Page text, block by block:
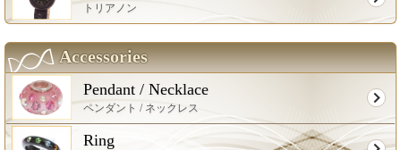
トリアノン
Accessories
Pendant / Necklace
ペンダント / ネックレス
Ring